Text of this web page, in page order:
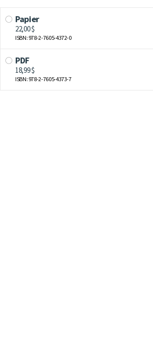
Papier
22,00 $
ISBN: 978-2-7605-4372-0
PDF
18,99 $
ISBN: 978-2-7605-4373-7